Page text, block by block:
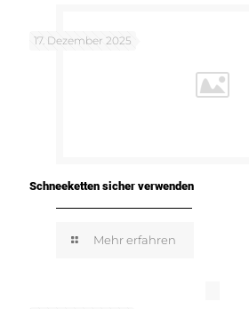
17. Dezember 2025
Schneeketten sicher verwenden
Mehr erfahren